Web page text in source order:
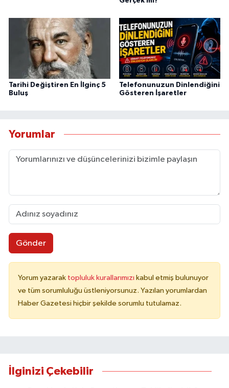
Tarihi Değiştiren En İlginç 5
Buluş
Telefonunuzun Dinlendiğini
Gösteren İşaretler
Yorumlar
Gönder
Yorum yazarak topluluk kurallarımızı kabul etmiş bulunuyor
ve tüm sorumluluğu üstleniyorsunuz. Yazılan yorumlardan
Haber Gazetesi hiçbir şekilde sorumlu tutulamaz.
İlginizi Çekebilir